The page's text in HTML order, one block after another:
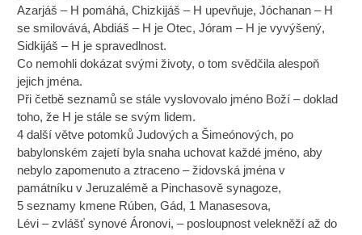
Azarjáš – H pomáhá, Chizkijáš – H upevňuje, Jóchanan – H
se smilovává, Abdiáš – H je Otec, Jóram – H je vyvýšený,
Sidkijáš – H je spravedlnost.
Co nemohli dokázat svými životy, o tom svědčila alespoň
jejich jména.
Při četbě seznamů se stále vyslovovalo jméno Boží – doklad
toho, že H je stále se svým lidem.
4 další větve potomků Judových a Šimeónových, po
babylonském zajetí byla snaha uchovat každé jméno, aby
nebylo zapomenuto a ztraceno – židovská jména v
památníku v Jeruzalémě a Pinchasově synagoze,
5 seznamy kmene Rúben, Gád, 1 Manasesova,
Lévi – zvlášť synové Áronovi, – posloupnost velekněží až do